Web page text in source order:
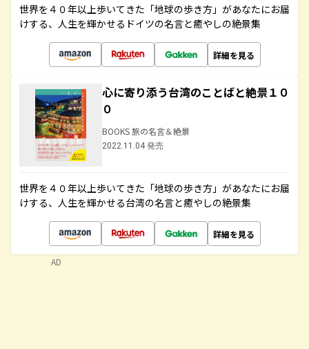
世界を４０年以上歩いてきた「地球の歩き方」があなたにお届
けする、人生を輝かせるドイツの名言と癒やしの絶景集
詳細を見る
心に寄り添う台湾のことばと絶景１０
０
BOOKS 旅の名言＆絶景
2022.11.04 発売
世界を４０年以上歩いてきた「地球の歩き方」があなたにお届
けする、人生を輝かせる台湾の名言と癒やしの絶景集
詳細を見る
AD